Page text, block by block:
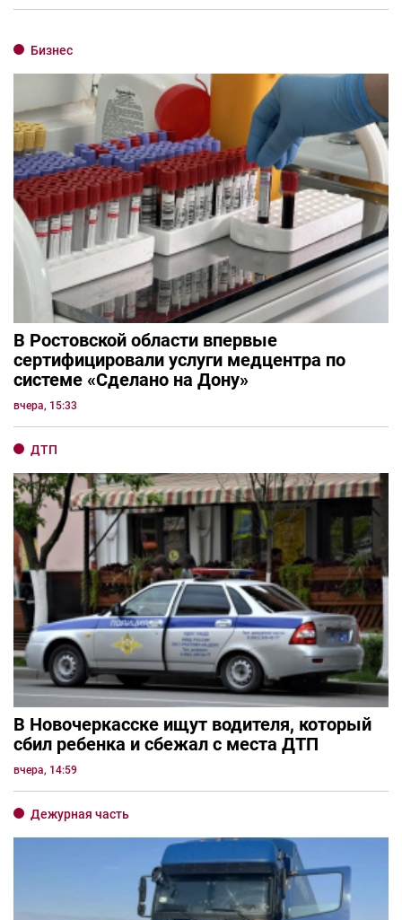
Бизнес
В Ростовской области впервые
сертифицировали услуги медцентра по
системе «Сделано на Дону»
вчера, 15:33
ДТП
В Новочеркасске ищут водителя, который
сбил ребенка и сбежал с места ДТП
вчера, 14:59
Дежурная часть